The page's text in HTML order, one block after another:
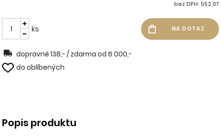
bez DPH: 552,07
ks
dopravné 138,- / zdarma od 6 000,-
do oblíbených
Popis produktu